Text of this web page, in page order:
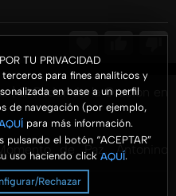
TU PRIVACIDAD
para fines analíticos y
en base a un perfil
de navegación (por ejemplo,
para más información.
el botón “ACEPTAR”
uso haciendo click AQUÍ.
Rechazar
| El Poder de la Oración en
de Paz, Antonino
sobre cómo Dios ha
Desde su amor por la